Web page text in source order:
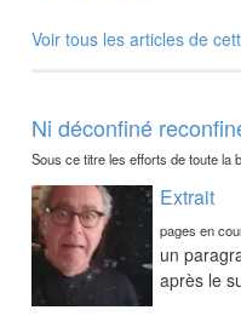
Voir tous les articles de
Ni déconfiné
Sous ce titre les efforts de toute la
Extrait
pages en
un
après le